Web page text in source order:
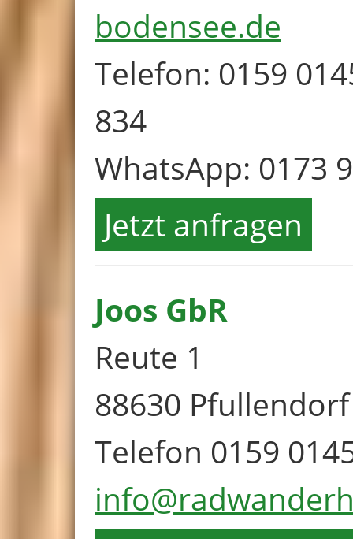
bodensee.de
Telefon: 0159
834
WhatsApp: 0173
Jetzt anfragen
Joos GbR
Reute 1
88630
Telefon 0159